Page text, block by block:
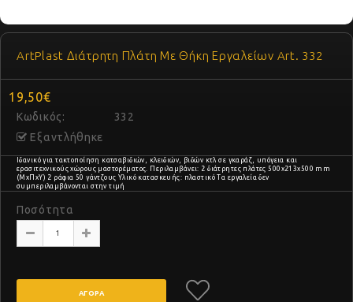
ArtPlast Διάτρητη Πλάτη Με Θήκη Εργαλείων Art. 332
19,50€
Κωδικός:
332
Εξαντλήθηκε
Ποσότητα
Ιδανικό για τακτοποίηση κατσαβιδιών, κλειδιών, βιδών κτλ σε γκαράζ, υπόγεια και
ερασιτεχνικούς χώρους μαστορέματος. Περιλαμβάνει: 2 διάτρητες πλάτες 500x213x500 mm
(ΜxΠxΥ) 2 ράφια 50 γάντζους Υλικό κατασκευής: πλαστικό Τα εργαλεία δεν
συμπεριλαμβάνονται στην τιμή